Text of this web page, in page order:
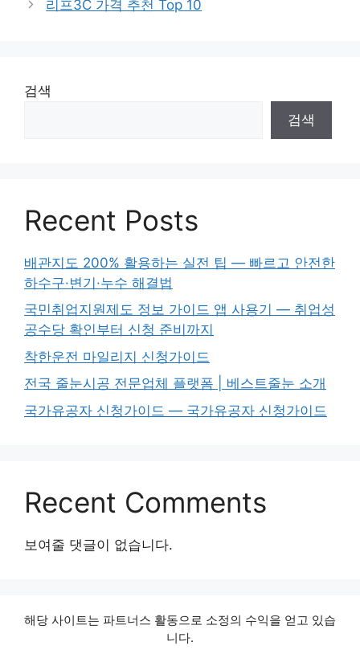
리프3C 가격 추천 Top 10
검색
검색
Recent Posts
배관지도 200% 활용하는 실전 팁 — 빠르고 안전한
하수구·변기·누수 해결법
국민취업지원제도 정보 가이드 앱 사용기 — 취업성
공수당 확인부터 신청 준비까지
착한운전 마일리지 신청가이드
전국 줄눈시공 전문업체 플랫폼 | 베스트줄눈 소개
국가유공자 신청가이드 — 국가유공자 신청가이드
Recent Comments
보여줄 댓글이 없습니다.
해당 사이트는 파트너스 활동으로 소정의 수익을 얻고 있습
니다.